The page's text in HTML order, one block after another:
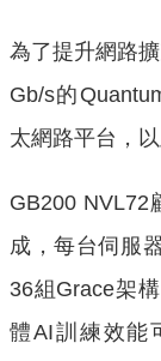
為了提升網路
Gb/s的
太網路平台，
GB200
成，每台伺服
36組Grace架
體AI訓練效能